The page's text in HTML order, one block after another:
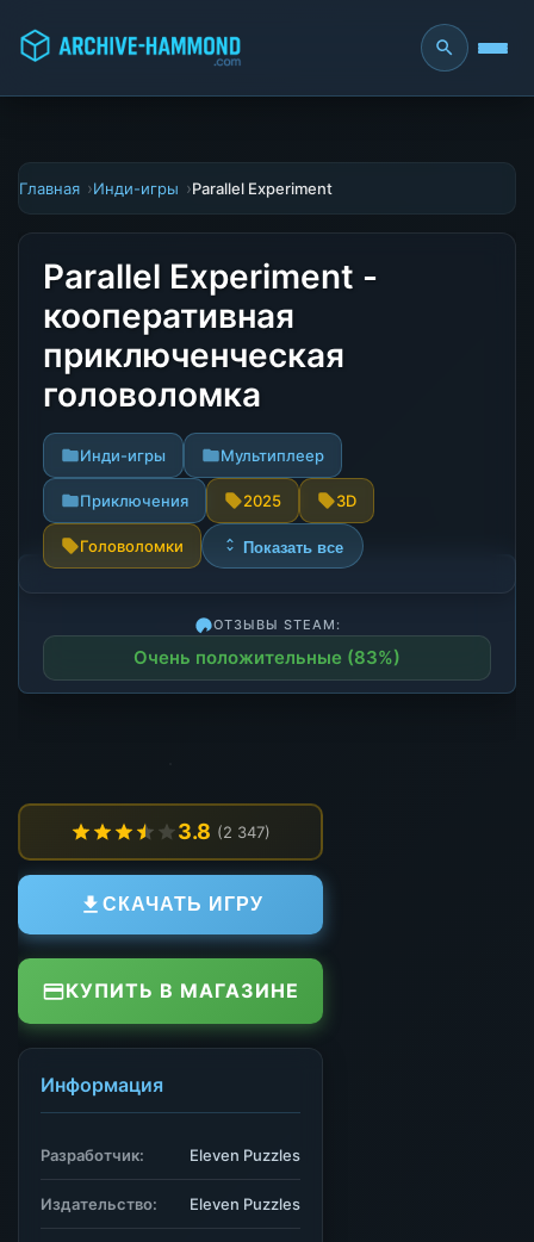
Главная Инди-игры Parallel Experiment
Parallel Experiment -
кооперативная
приключенческая
головоломка
Инди-игры Мультиплеер
Приключения 2025 3D
Головоломки Показать все
ОТЗЫВЫ STEAM:
Очень положительные (83%)
3.8 (2 347)
СКАЧАТЬ ИГРУ
КУПИТЬ В МАГАЗИНЕ
Информация
Разработчик: Eleven Puzzles
Издательство: Eleven Puzzles